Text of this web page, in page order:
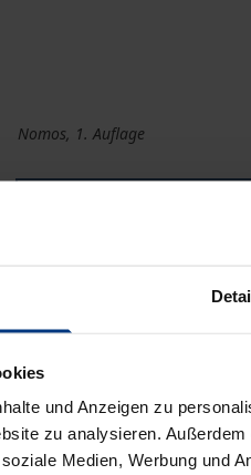
und Anzeigen zu
zu analysieren.
Medien, Werbung und
Nomos, 1. Auflage
Hinweise zu Versandkosten